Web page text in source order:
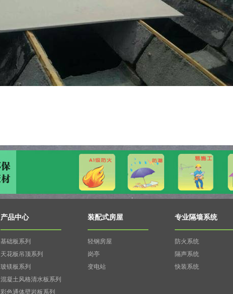
产品中心
基础板系列
天花板吊顶系列
玻镁板系列
混凝土风格清水板系列
彩色通体壁岩板系列
装配式房屋
轻钢房屋
岗亭
变电站
专业隔墙系统
防火系统
隔声系统
快装系统